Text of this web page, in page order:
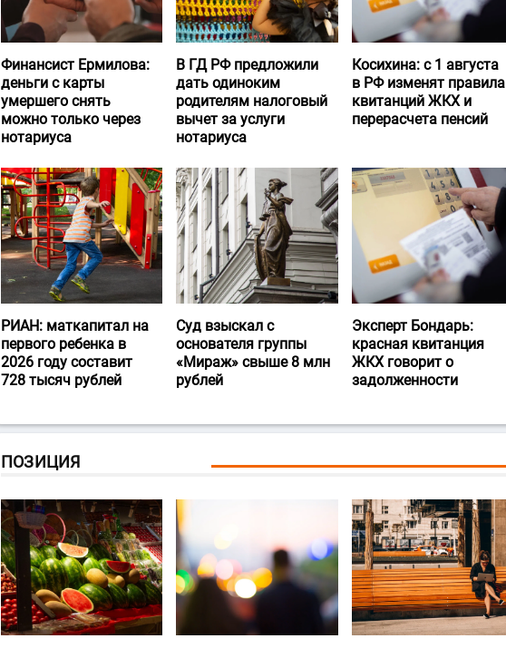
Финансист Ермилова:
деньги с карты
умершего снять
можно только через
нотариуса
В ГД РФ предложили
дать одиноким
родителям налоговый
вычет за услуги
нотариуса
Косихина: с 1 августа
в РФ изменят правила
квитанций ЖКХ и
перерасчета пенсий
РИАН: маткапитал на
первого ребенка в
2026 году составит
728 тысяч рублей
Суд взыскал с
основателя группы
«Мираж» свыше 8 млн
рублей
Эксперт Бондарь:
красная квитанция
ЖКХ говорит о
задолженности
ПОЗИЦИЯ